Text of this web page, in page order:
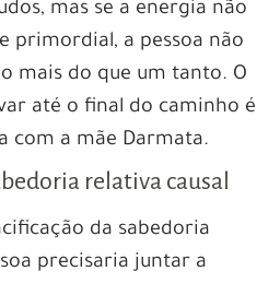
mas se a energia não
primordial, a pessoa não
mais do que um tanto. O
até o final do caminho é
com a mãe Darmata.
relativa causal
da sabedoria
precisaria juntar a